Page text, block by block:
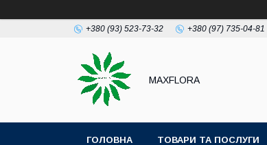
+380 (93) 523-73-32 +380 (97) 735-04-81
MAXFLORA
ГОЛОВНА ТОВАРИ ТА ПОСЛУГИ